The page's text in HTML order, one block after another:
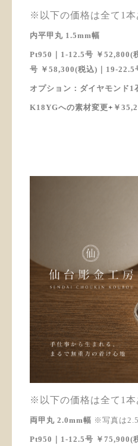
※以下の価格は全て1本
内平甲丸 1.5mm幅
Pt950｜1-12.5号 ￥52,800(
号 ￥58,300(税込) 19-22.5
オプション：ダイヤモンド1
K18YGへの素材変更+ ￥
※以下の価格は全て1本
両甲丸 2.0mm幅 ※写真は
Pt950｜1-12.5号 ￥75,900(